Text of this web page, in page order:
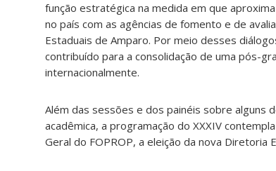
função estratégica na medida em que
no país com as agências de fomento e de
Estaduais de Amparo. Por meio desses
contribuído para a consolidação de uma pós-
internacionalmente.
Além das sessões e dos painéis sobre alguns
acadêmica, a programação do XXXIV
Geral do FOPROP, a eleição da nova